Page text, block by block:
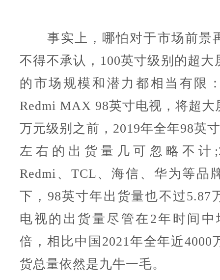
事实上，哪怕对于市场前景
不得不承认，100英寸级别的超大
的市场规模和潜力都相当有限
Redmi MAX 98英寸电视，将超大
万元级别之前，2019年全年98英
左右的出货量几可忽略不计
Redmi、TCL、海信、华为等品
下，98英寸年出货量也不过5.87
电视的出货量尽管在2年时间中
倍，相比中国2021年全年近4000
货总量依然是九牛一毛。